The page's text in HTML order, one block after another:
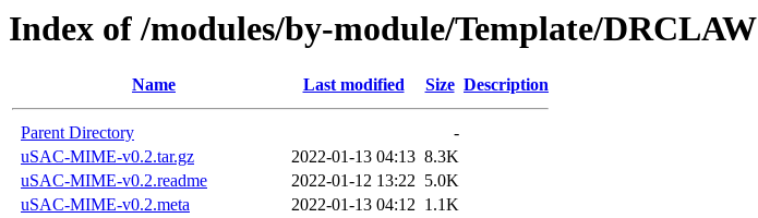
Index of /modules/by-module/Template/DRCLAW
Name Last modified Size Description
Parent Directory
-
uSAC-MIME-v0.2.tar.gz
2022-01-13 04:13 8.3K
uSAC-MIME-v0.2.readme
2022-01-12 13:22 5.0K
uSAC-MIME-v0.2.meta
2022-01-13 04:12 1.1K